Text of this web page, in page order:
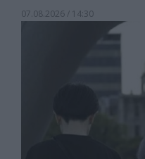
07.08.2026 / 14:30